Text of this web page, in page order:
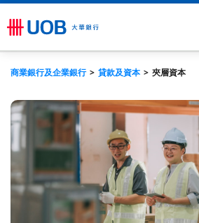
及現金流
及資本
服務
直接投資諮詢部
商業銀行及企業銀行 貸款及資本 夾層資本